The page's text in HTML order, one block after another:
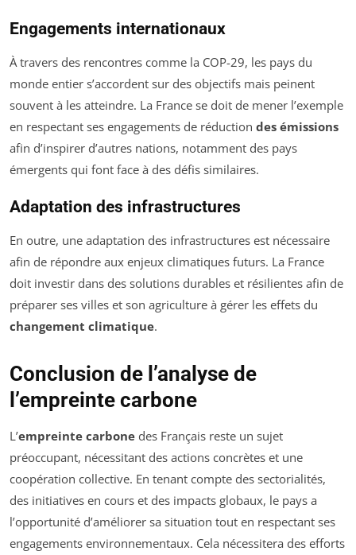
Engagements internationaux
À travers des rencontres comme la COP-29, les pays du
monde entier s’accordent sur des objectifs mais peinent
souvent à les atteindre. La France se doit de mener l’exemple
en respectant ses engagements de réduction des émissions
afin d’inspirer d’autres nations, notamment des pays
émergents qui font face à des défis similaires.
Adaptation des infrastructures
En outre, une adaptation des infrastructures est nécessaire
afin de répondre aux enjeux climatiques futurs. La France
doit investir dans des solutions durables et résilientes afin de
préparer ses villes et son agriculture à gérer les effets du
changement climatique.
Conclusion de l’analyse de
l’empreinte carbone
L’empreinte carbone des Français reste un sujet
préoccupant, nécessitant des actions concrètes et une
coopération collective. En tenant compte des sectorialités,
des initiatives en cours et des impacts globaux, le pays a
l’opportunité d’améliorer sa situation tout en respectant ses
engagements environnementaux. Cela nécessitera des efforts